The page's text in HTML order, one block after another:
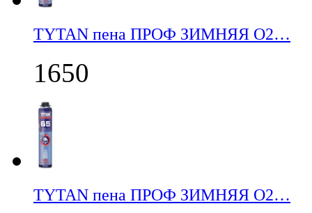
TYTAN пена ПРОФ ЗИМНЯЯ О2…
1650
TYTAN пена ПРОФ ЗИМНЯЯ О2…